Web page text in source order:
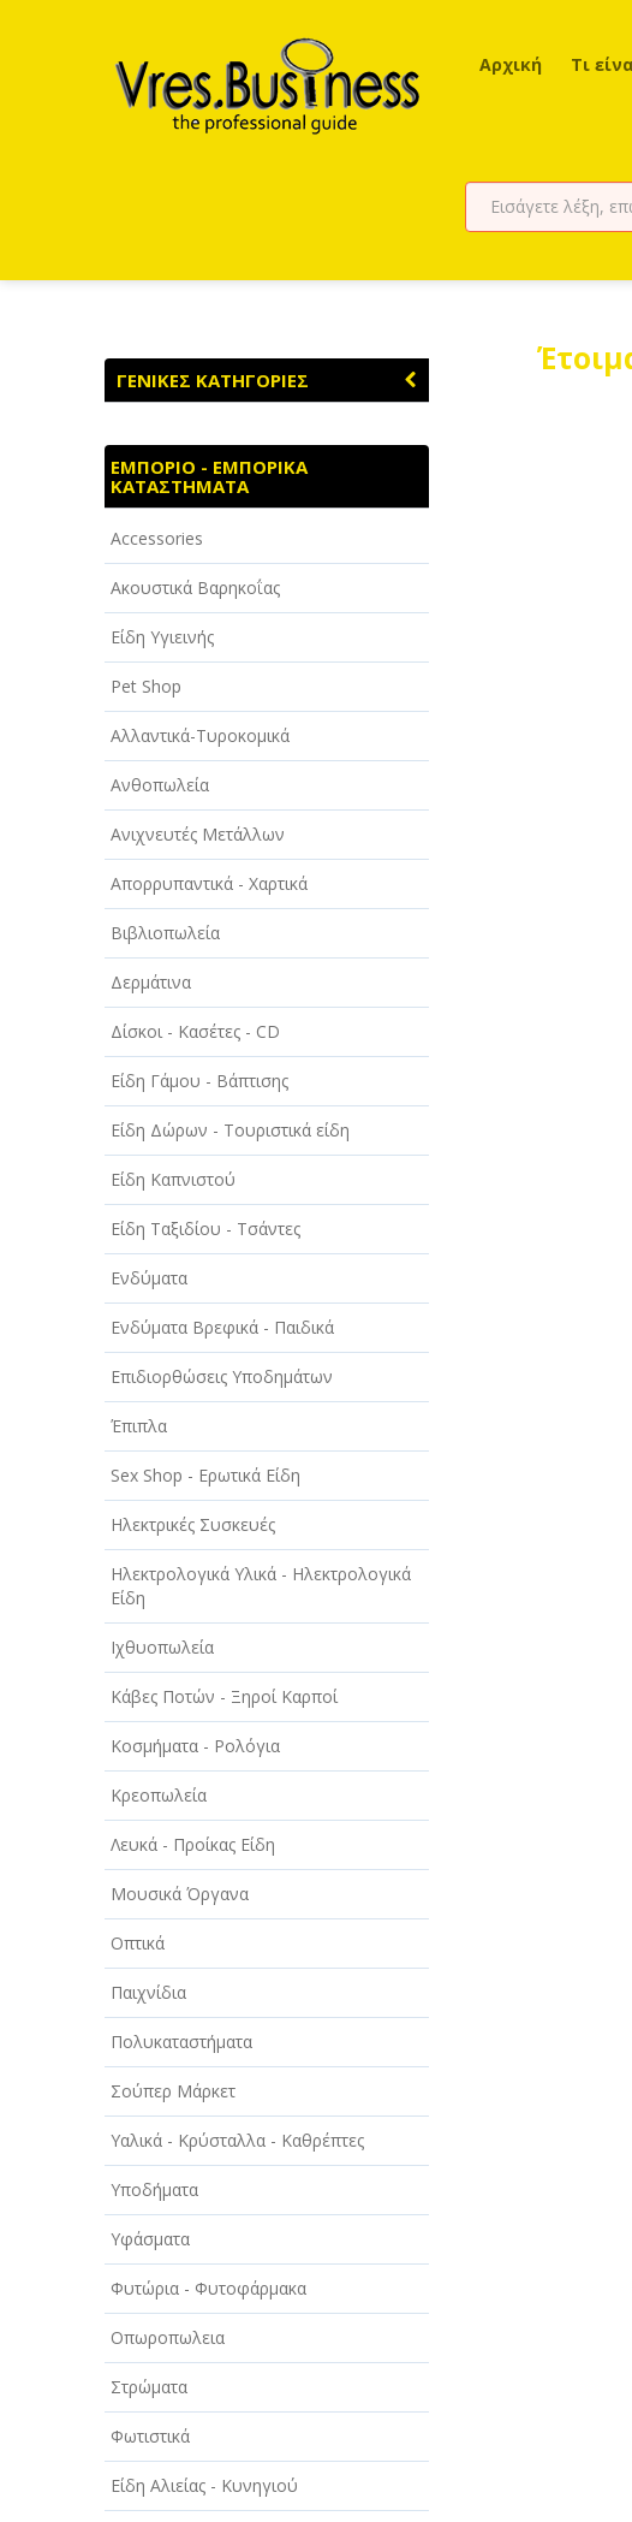
Αρχική Τι
ΓΕΝΙΚΕΣ ΚΑΤΗΓΟΡΙΕΣ
ΑΓΡΟΤΙΚΑ - ΚΤΗΝΟΤΡΟΦΙΚΑ
ΑΘΛΗΤΙΣΜΟΣ
ΑΥΤΟΚΙΝΗΤΑ - ΜΗΧΑΝΕΣ - ΣΚΑΦΗ
ΔΙΑΣΚΕΔΑΣΗ - ΨΥΧΑΓΩΓΙΑ - ΤΕΧΝΕΣ
ΔΙΑΦΗΜΙΣΗ - ΜΜΕ
ΕΚΚΛΗΣΙΕΣ - ΦΙΛΑΝΘΡΩΠΙΚΑ
ΣΩΜΑΤΕΙΑ
ΕΚΠΑΙΔΕΥΣΗ - ΣΧΟΛΕΣ
ΕΜΠΟΡΙΟ - ΕΜΠΟΡΙΚΑ
ΚΑΤΑΣΤΗΜΑΤΑ
ΕΡΓΟΣΤΑΣΙΑ - ΒΙΟΜΗΧΑΝΙΕΣ
ΞΕΝΟΔΟΧΕΙΑ - ΤΟΥΡΙΣΜΟΣ
ΟΜΟΡΦΙΑ
ΠΑΡΟΧΗ ΥΠΗΡΕΣΙΩΝ
ΤΕΧΝΙΚΑ - ΚΑΤΑΣΚΕΥΑΣΤΙΚΑ
ΤΕΧΝΟΛΟΓΙΑ
ΥΓΕΙΑ - ΙΑΤΡΟΙ
ΦΑΓΗΤΟ
ΕΜΠΟΡΙΟ - ΕΜΠΟΡΙΚΑ
ΚΑΤΑΣΤΗΜΑΤΑ
Accessories
Ακουστικά Βαρηκοΐας
Είδη Υγιεινής
Pet Shop
Αλλαντικά-Τυροκομικά
Ανθοπωλεία
Ανιχνευτές Μετάλλων
Απορρυπαντικά - Χαρτικά
Βιβλιοπωλεία
Δερμάτινα
Δίσκοι - Κασέτες - CD
Είδη Γάμου - Βάπτισης
Είδη Δώρων - Τουριστικά είδη
Είδη Καπνιστού
Είδη Ταξιδίου - Τσάντες
Ενδύματα
Ενδύματα Βρεφικά - Παιδικά
Επιδιορθώσεις Υποδημάτων
Έπιπλα
Sex Shop - Ερωτικά Είδη
Ηλεκτρικές Συσκευές
Ηλεκτρολογικά Υλικά - Ηλεκτρολογικά
Είδη
Ιχθυοπωλεία
Κάβες Ποτών - Ξηροί Καρποί
Κοσμήματα - Ρολόγια
Κρεοπωλεία
Λευκά - Προίκας Είδη
Μουσικά Όργανα
Οπτικά
Παιχνίδια
Πολυκαταστήματα
Σούπερ Μάρκετ
Υαλικά - Κρύσταλλα - Καθρέπτες
Υποδήματα
Υφάσματα
Φυτώρια - Φυτοφάρμακα
Οπωροπωλεια
Στρώματα
Φωτιστικά
Είδη Αλιείας - Κυνηγιού